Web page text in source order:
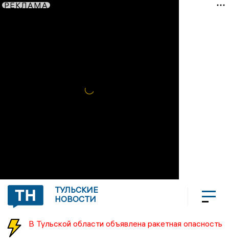
РЕКЛАМА
ТУЛЬСКИЕ
НОВОСТИ
В Тульской области объявлена ракетная опасность